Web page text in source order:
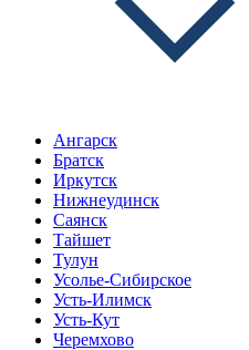
Ангарск
Братск
Иркутск
Нижнеудинск
Саянск
Тайшет
Тулун
Усолье-Сибирское
Усть-Илимск
Усть-Кут
Черемхово